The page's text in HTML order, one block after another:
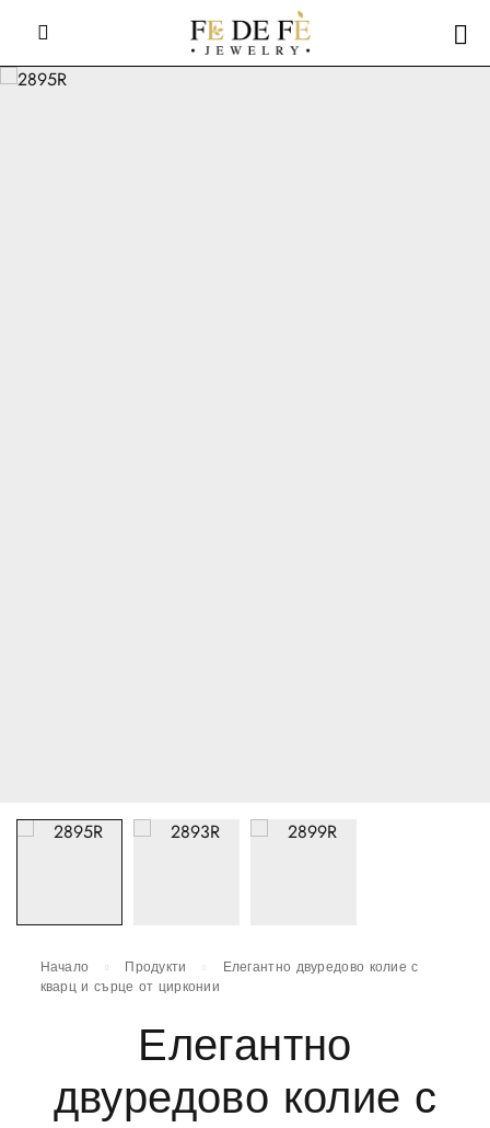
Начало Продукти
Елегантно двуредово колие с
кварц и сърце от цирконии
Елегантно
двуредово колие с